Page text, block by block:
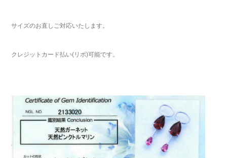
サイズのお直しご対応いたします。
クレジットカード払い(リボ)可能です。